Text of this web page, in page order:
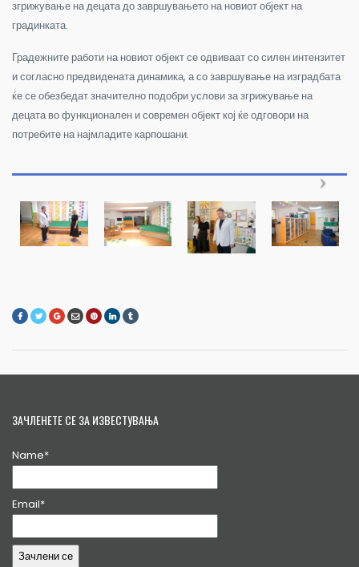
згрижување на децата до завршувањето на новиот објект на
градинката.
Градежните работи на новиот објект се одвиваат со силен интензитет
и согласно предвидената динамика, а со завршување на изградбата
ќе се обезбедат значително подобри услови за згрижување на
децата во функционален и современ објект кој ќе одговори на
потребите на најмладите карпошани.
ЗАЧЛЕНЕТЕ СЕ ЗА ИЗВЕСТУВАЊА
Name*
Email*